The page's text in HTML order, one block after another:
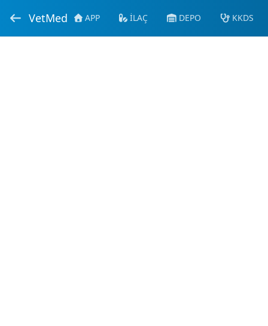
VetMed APP İLAÇ DEPO KKDS